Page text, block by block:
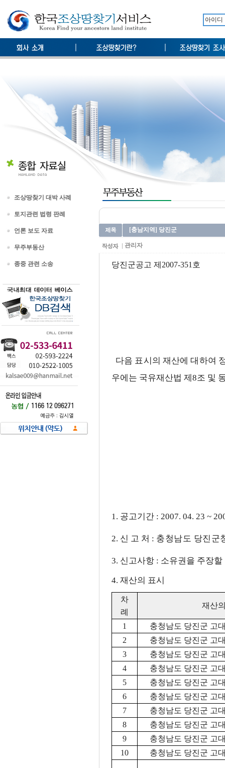
조상땅찾기 대박 사례
토지관련 법령 판례
언론 보도 자료
무주부동산
종중 관련 소송
[충남지역] 당진군
관리자
당진군공고 제2007-351호
다음 표시의 재산에 대하여
우에는 국유재산법 제8조 및
1. 공고기간 : 2007. 04. 23 ~
2. 신 고 처 : 충청남도 당진군
3. 신고사항 : 소유권을 주장
4. 재산의 표시
차
례
재산
1
충청남도 당진군 고
2
충청남도 당진군 고
3
충청남도 당진군 고
4
충청남도 당진군 고
5
충청남도 당진군 고
6
충청남도 당진군 고
7
충청남도 당진군 고
8
충청남도 당진군 고
9
충청남도 당진군 고
10
충청남도 당진군 고